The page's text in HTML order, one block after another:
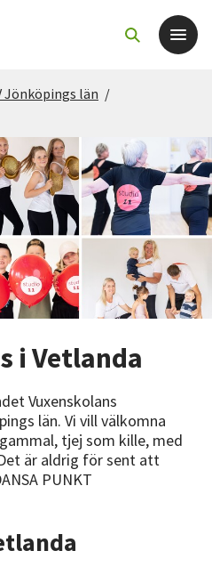
Jönköpings län /
i Vetlanda
Vuxenskolans
län. Vi vill välkomna
tjej som kille, med
är aldrig för sent att
PUNKT